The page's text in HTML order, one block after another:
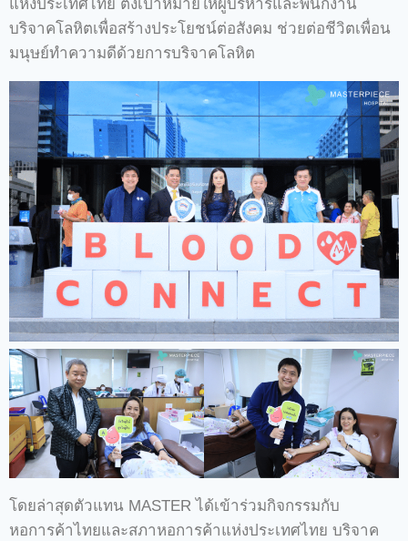
แห่งประเทศไทย ตั้งเป้าหมายให้ผู้บริหารและพนักงาน
บริจาคโลหิตเพื่อสร้างประโยชน์ต่อสังคม ช่วยต่อชีวิตเพื่อน
มนุษย์ทำความดีด้วยการบริจาคโลหิต
โดยล่าสุดตัวแทน MASTER ได้เข้าร่วมกิจกรรมกับ
หอการค้าไทยและสภาหอการค้าแห่งประเทศไทย บริจาค